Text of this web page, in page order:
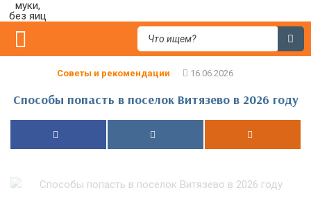
Советы и рекомендации
Способы попасть в поселок Витязево в 2026 году